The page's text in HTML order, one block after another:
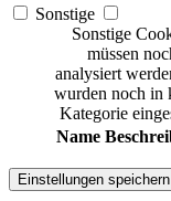
Sonstige
Sonstige
müssen
analysiert
wurden noch in
Kategorie
Name
Einstellungen speichern